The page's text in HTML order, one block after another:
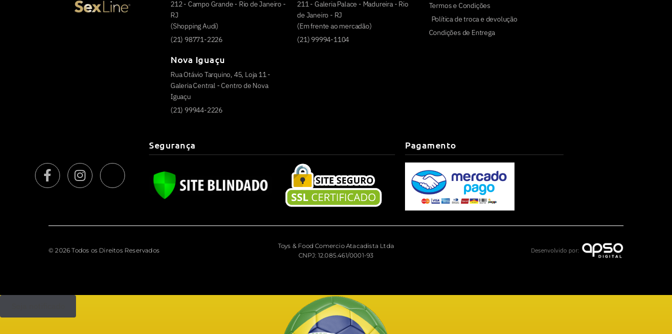
212 - Campo Grande - Rio de Janeiro -
RJ
(Shopping Audi)
(21) 98771-2226
211 - Galeria Palace - Madureira - Rio
de Janeiro - RJ
(Em frente ao mercadão)
(21) 99994-1104
Nova Iguaçu
Rua Otávio Tarquino, 45, Loja 11 -
Galeria Central - Centro de Nova
Iguaçu
(21) 99944-2226
Termos e Condições
Política de troca e devolução
Condições de Entrega
Segurança Pagamento
© 2026 Todos os Direitos Reservados
Toys & Food Comercio Atacadista Ltda
CNPJ: 12.085.461/0001-93
Desenvolvido por: